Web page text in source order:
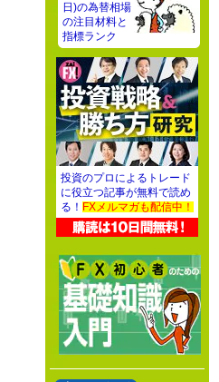
日)の為替相場
の注目材料と
指標ランク
投資のプロによるトレード
に役立つ記事が無料で読め
る！ FXメルマガも配信中！